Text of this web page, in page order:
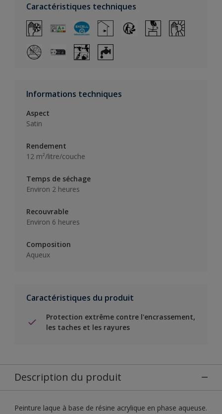
Caractéristiques techniques
Informations techniques
Aspect
Satin
Rendement
12 m²/litre/couche
Temps de séchage
Environ 2 heures
Recouvrable
Environ 6 heures
Composition
Aqueux
Caractéristiques du produit
Protection extrême contre l'encrassement,
les taches et les rayures
Description du produit
Peinture laque à base de résine acrylique en phase aqueuse.